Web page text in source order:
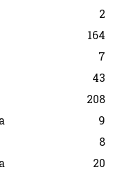
2
164
7
43
208
9
8
20